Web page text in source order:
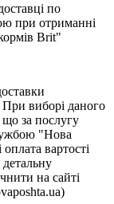
по
при отриманні
Brit"
виборі даного
що за послугу
"Нова
вартості
на сайті